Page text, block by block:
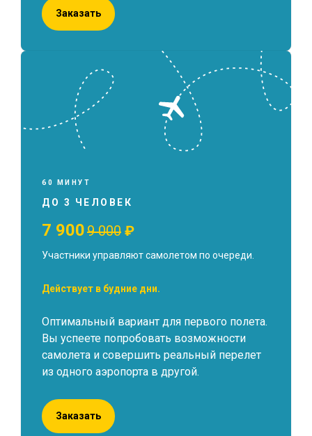
Заказать
60 МИНУТ
ДО 3 ЧЕЛОВЕК
7 9009 000 ₽
Участники управляют самолетом по очереди.
Действует в будние дни.
Оптимальный вариант для первого полета.
Вы успеете попробовать возможности
самолета и совершить реальный перелет
из одного аэропорта в другой.
Заказать